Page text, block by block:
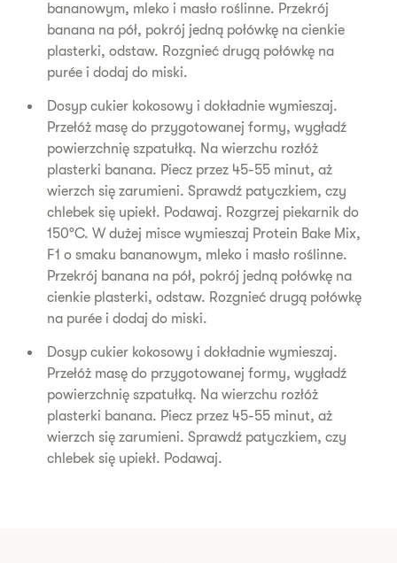
bananowym, mleko i masło roślinne. Przekrój
banana na pół, pokrój jedną połówkę na cienkie
plasterki, odstaw. Rozgnieć drugą połówkę na
purée i dodaj do miski.
Dosyp cukier kokosowy i dokładnie wymieszaj.
Przełóż masę do przygotowanej formy, wygładź
powierzchnię szpatułką. Na wierzchu rozłóż
plasterki banana. Piecz przez 45-55 minut, aż
wierzch się zarumieni. Sprawdź patyczkiem, czy
chlebek się upiekł. Podawaj. Rozgrzej piekarnik do
150°C. W dużej misce wymieszaj Protein Bake Mix,
F1 o smaku bananowym, mleko i masło roślinne.
Przekrój banana na pół, pokrój jedną połówkę na
cienkie plasterki, odstaw. Rozgnieć drugą połówkę
na purée i dodaj do miski.
Dosyp cukier kokosowy i dokładnie wymieszaj.
Przełóż masę do przygotowanej formy, wygładź
powierzchnię szpatułką. Na wierzchu rozłóż
plasterki banana. Piecz przez 45-55 minut, aż
wierzch się zarumieni. Sprawdź patyczkiem, czy
chlebek się upiekł. Podawaj.